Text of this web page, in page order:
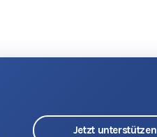
Jetzt unterstützen